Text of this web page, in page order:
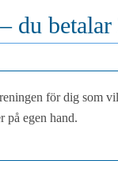
du
för dig som
på egen hand.